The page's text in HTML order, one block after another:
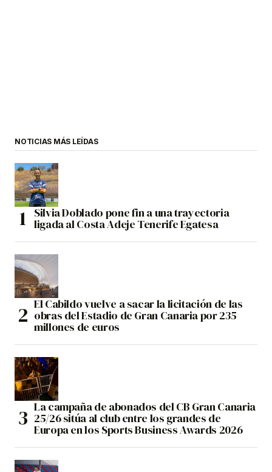
NOTICIAS MÁS LEÍDAS
Silvia Doblado pone fin a una trayectoria
ligada al Costa Adeje Tenerife Egatesa
El Cabildo vuelve a sacar la licitación de las
obras del Estadio de Gran Canaria por 235
millones de euros
La campaña de abonados del CB Gran Canaria
25/26 sitúa al club entre los grandes de
Europa en los Sports Business Awards 2026